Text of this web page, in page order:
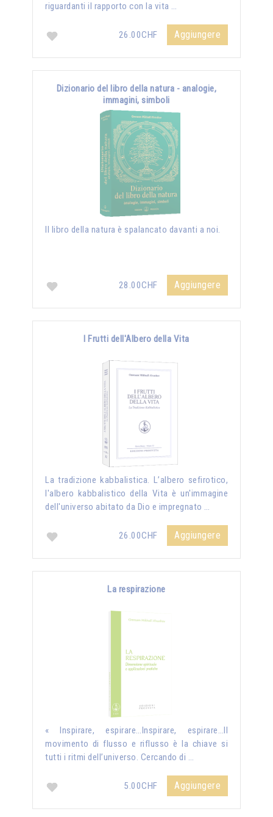
riguardanti il rapporto con la vita …
26.00CHF Aggiungere
Dizionario del libro della natura - analogie,
immagini, simboli
Il libro della natura è spalancato davanti a noi.
28.00CHF Aggiungere
I Frutti dell'Albero della Vita
La tradizione kabbalistica. L’albero sefirotico,
l'albero kabbalistico della Vita è un'immagine
dell'universo abitato da Dio e impregnato …
26.00CHF Aggiungere
La respirazione
« Inspirare, espirare…Inspirare, espirare…Il
movimento di flusso e riflusso è la chiave si
tutti i ritmi dell’universo. Cercando di …
5.00CHF Aggiungere